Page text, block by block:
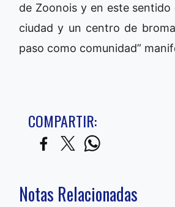
de Zoonois y en este
ciudad y un centro de
paso como comunidad”
COMPARTIR:
Notas Relacionadas